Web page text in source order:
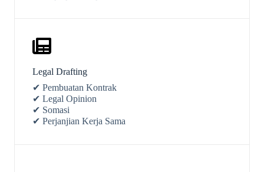
Legal Drafting
✔ Pembuatan Kontrak
✔ Legal Opinion
✔ Somasi
✔ Perjanjian Kerja Sama